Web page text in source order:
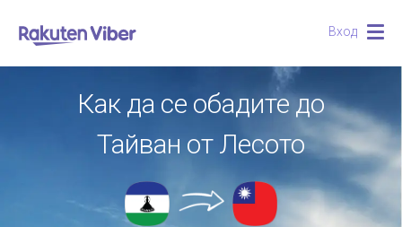
Вход
Как да се обадите до
Тайван от Лесото